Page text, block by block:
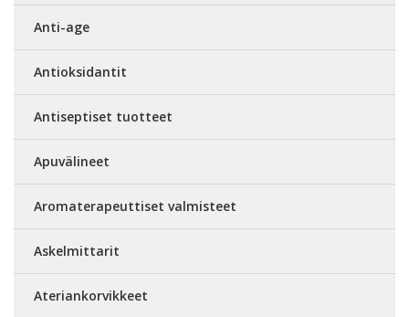
Anti-age
Antioksidantit
Antiseptiset tuotteet
Apuvälineet
Aromaterapeuttiset valmisteet
Askelmittarit
Ateriankorvikkeet